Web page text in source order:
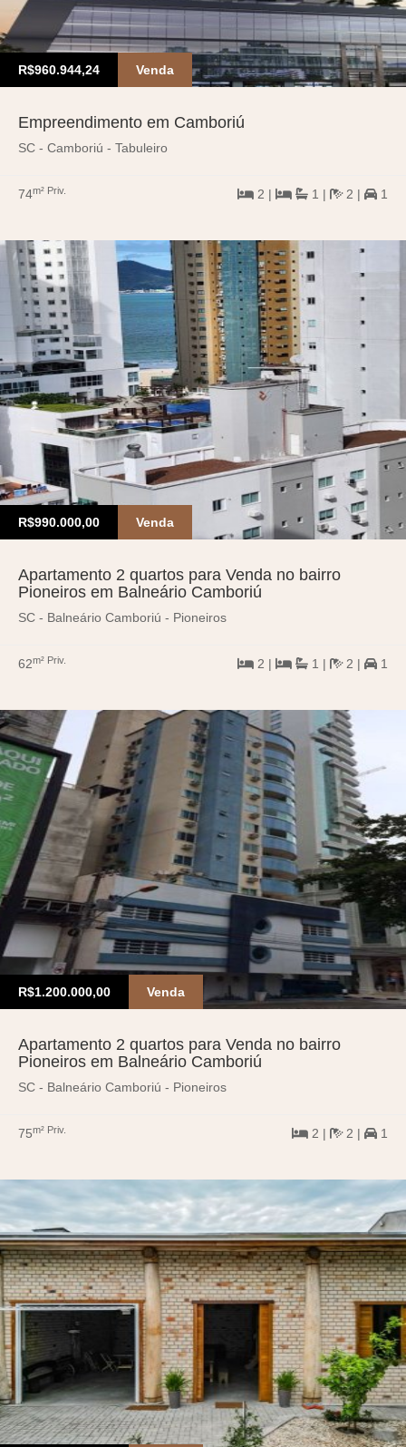
R$960.944,24 Venda
Empreendimento em Camboriú
SC - Camboriú - Tabuleiro
74m² Priv. 2 | 1 | 2 | 1
R$990.000,00 Venda
Apartamento 2 quartos para Venda no bairro
Pioneiros em Balneário Camboriú
SC - Balneário Camboriú - Pioneiros
62m² Priv. 2 | 1 | 2 | 1
R$1.200.000,00 Venda
Apartamento 2 quartos para Venda no bairro
Pioneiros em Balneário Camboriú
SC - Balneário Camboriú - Pioneiros
75m² Priv. 2 | 2 | 1